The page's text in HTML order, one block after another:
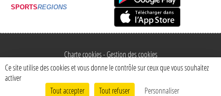
SPORTSREGIONS
Charte cookies Gestion des cookies
Envie de participer ? Connexion
Ce site utilise des cookies et vous donne le contrôle sur ceux que vous souhaitez
activer
Tout accepter
Tout refuser Personnaliser